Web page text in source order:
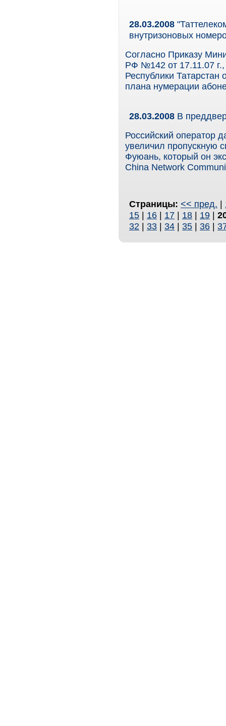
28.03.2008
внутризоновых
Согласно Приказу
РФ №142 от 17.11.07 г.,
Республики Татарстан
плана нумерации
28.03.2008 В
Российский оператор
увеличил пропускную
Фуюань, который он
China Network
Страницы: << пред. |
15 | 16 | 17 | 18 | 19 |
32 | 33 | 34 | 35 | 36 |